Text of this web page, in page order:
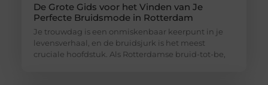
De Grote Gids voor het Vinden van Je
Perfecte Bruidsmode in Rotterdam
Je trouwdag is een onmiskenbaar keerpunt in je
levensverhaal, en de bruidsjurk is het meest
cruciale hoofdstuk. Als Rotterdamse bruid-tot-be,